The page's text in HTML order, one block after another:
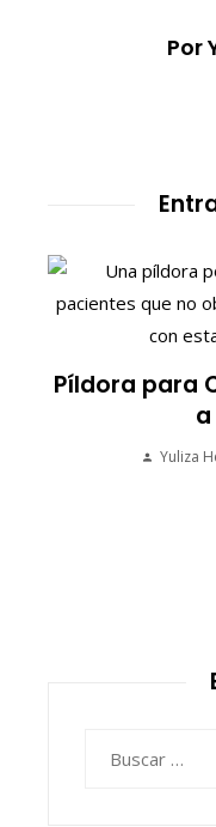
Por
Píldora para
Yuliza